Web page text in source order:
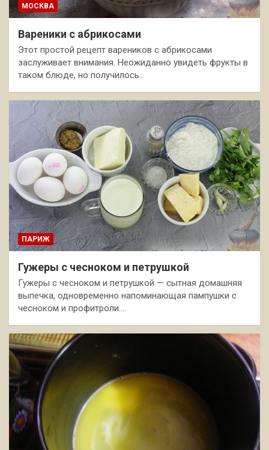
МОСКВА
Вареники с абрикосами
Этот простой рецепт вареников с абрикосами
заслуживает внимания. Неожиданно увидеть фрукты в
таком блюде, но получилось…
ПАРИЖ
Гужеры с чесноком и петрушкой
Гужеры с чесноком и петрушкой — сытная домашняя
выпечка, одновременно напоминающая пампушки с
чесноком и профитроли.…